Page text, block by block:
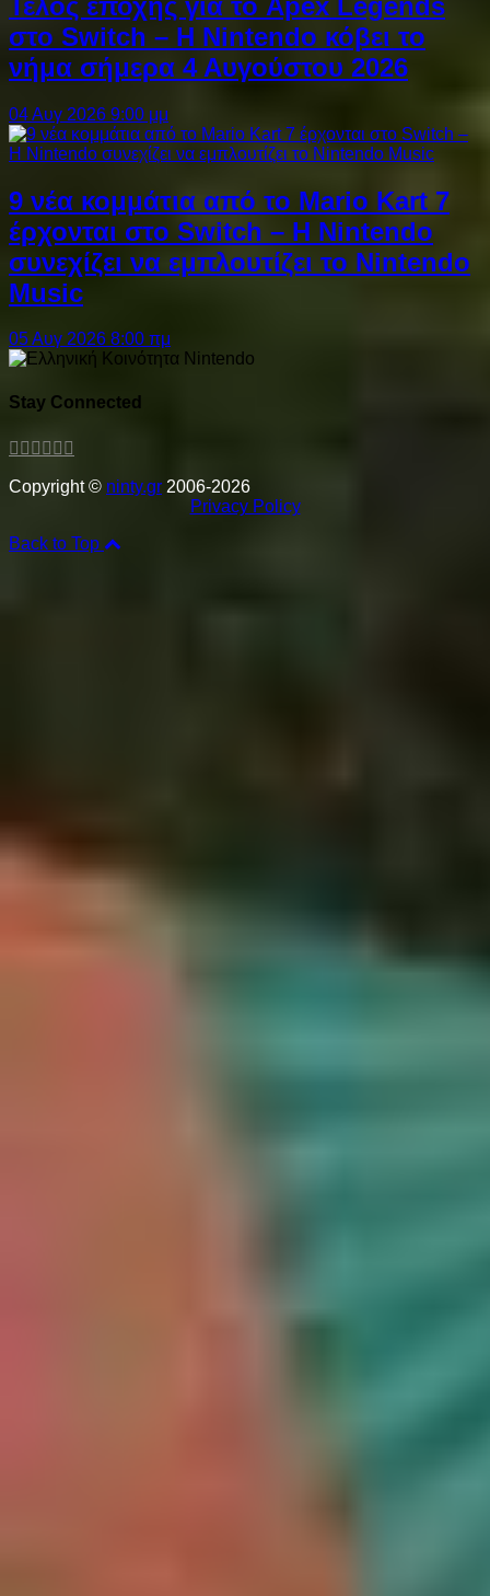
στο Switch – Η Nintendo κόβει το
νήμα σήμερα 4 Αυγούστου 2026
04 Αυγ 2026 9:00 μμ
9 νέα κομμάτια από το Mario Kart 7
έρχονται στο Switch – Η Nintendo
συνεχίζει να εμπλουτίζει το Nintendo
Music
05 Αυγ 2026 8:00 πμ
Stay Connected
Copyright © ninty.gr 2006-2026
Privacy Policy
Back to Top